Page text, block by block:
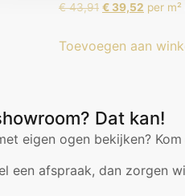
€43,91 € 39,52 per m²
Toevoegen aan
Dat kan!
eigen ogen bekijken?
een afspraak, dan zorgen